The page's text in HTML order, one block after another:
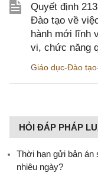
Quyết định
Đào tạo về
hành mới lĩnh
vi, chức năng
Giáo dục-Đào
HỎI ĐÁP PHÁP
Thời hạn gửi bản án
nhiêu ngày?